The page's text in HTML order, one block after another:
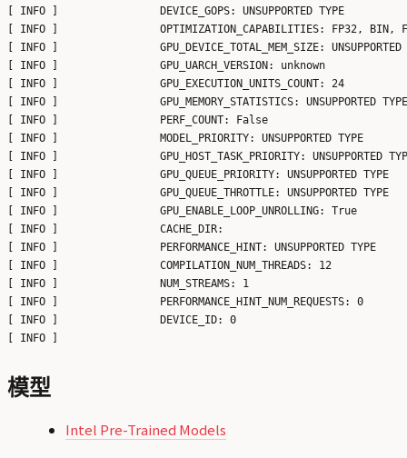
[ INFO ]                DEVICE_GOPS: UNSUPPORTED TYPE
[ INFO ]                OPTIMIZATION_CAPABILITIES: FP32, BIN,
[ INFO ]                GPU_DEVICE_TOTAL_MEM_SIZE: UNSUPPORTED
[ INFO ]                GPU_UARCH_VERSION: unknown
[ INFO ]                GPU_EXECUTION_UNITS_COUNT: 24
[ INFO ]                GPU_MEMORY_STATISTICS: UNSUPPORTED TYPE
[ INFO ]                PERF_COUNT: False
[ INFO ]                MODEL_PRIORITY: UNSUPPORTED TYPE
[ INFO ]                GPU_HOST_TASK_PRIORITY: UNSUPPORTED
[ INFO ]                GPU_QUEUE_PRIORITY: UNSUPPORTED TYPE
[ INFO ]                GPU_QUEUE_THROTTLE: UNSUPPORTED TYPE
[ INFO ]                GPU_ENABLE_LOOP_UNROLLING: True
[ INFO ]                CACHE_DIR:
[ INFO ]                PERFORMANCE_HINT: UNSUPPORTED TYPE
[ INFO ]                COMPILATION_NUM_THREADS: 12
[ INFO ]                NUM_STREAMS: 1
[ INFO ]                PERFORMANCE_HINT_NUM_REQUESTS: 0
[ INFO ]                DEVICE_ID: 0
模型
Intel Pre-Trained Models